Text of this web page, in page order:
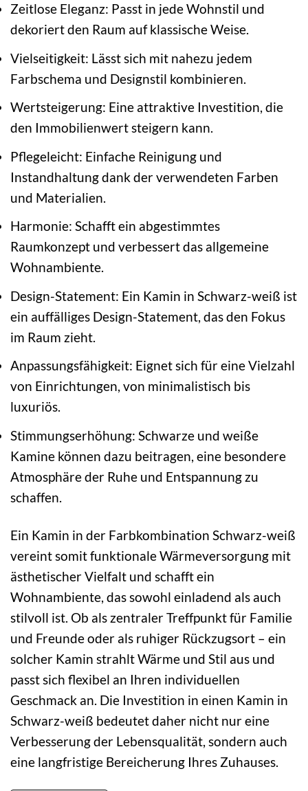
Zeitlose Eleganz: Passt in jede Wohnstil und
dekoriert den Raum auf klassische Weise.
Vielseitigkeit: Lässt sich mit nahezu jedem
Farbschema und Designstil kombinieren.
Wertsteigerung: Eine attraktive Investition, die
den Immobilienwert steigern kann.
Pflegeleicht: Einfache Reinigung und
Instandhaltung dank der verwendeten Farben
und Materialien.
Harmonie: Schafft ein abgestimmtes
Raumkonzept und verbessert das allgemeine
Wohnambiente.
Design-Statement: Ein Kamin in Schwarz-weiß ist
ein auffälliges Design-Statement, das den Fokus
im Raum zieht.
Anpassungsfähigkeit: Eignet sich für eine Vielzahl
von Einrichtungen, von minimalistisch bis
luxuriös.
Stimmungserhöhung: Schwarze und weiße
Kamine können dazu beitragen, eine besondere
Atmosphäre der Ruhe und Entspannung zu
schaffen.
Ein Kamin in der Farbkombination Schwarz-weiß
vereint somit funktionale Wärmeversorgung mit
ästhetischer Vielfalt und schafft ein
Wohnambiente, das sowohl einladend als auch
stilvoll ist. Ob als zentraler Treffpunkt für Familie
und Freunde oder als ruhiger Rückzugsort – ein
solcher Kamin strahlt Wärme und Stil aus und
passt sich flexibel an Ihren individuellen
Geschmack an. Die Investition in einen Kamin in
Schwarz-weiß bedeutet daher nicht nur eine
Verbesserung der Lebensqualität, sondern auch
eine langfristige Bereicherung Ihres Zuhauses.